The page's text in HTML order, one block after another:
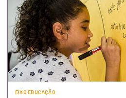
EIXO EDUCAÇÃO